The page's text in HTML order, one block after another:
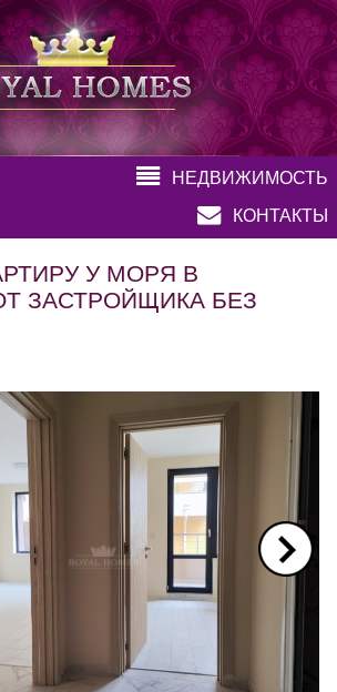
НЕДВИЖИМОСТЬ
КОНТАКТЫ
У МОРЯ В
ЗАСТРОЙЩИКА БЕЗ